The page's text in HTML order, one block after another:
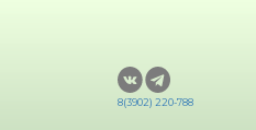
8(3902) 220-788